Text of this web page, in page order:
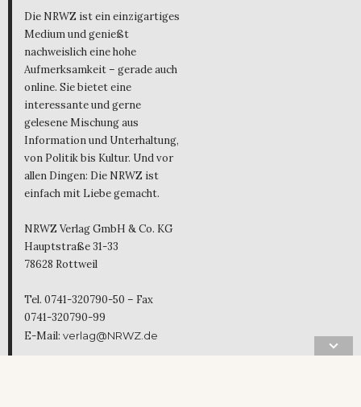
Die NRWZ ist ein einzigartiges
Medium und genießt
nachweislich eine hohe
Aufmerksamkeit – gerade auch
online. Sie bietet eine
interessante und gerne
gelesene Mischung aus
Information und Unterhaltung,
von Politik bis Kultur. Und vor
allen Dingen: Die NRWZ ist
einfach mit Liebe gemacht.
NRWZ Verlag GmbH & Co. KG
Hauptstraße 31-33
78628 Rottweil
Tel. 0741-320790-50 – Fax
0741-320790-99
E-Mail: verlag@NRWZ.de